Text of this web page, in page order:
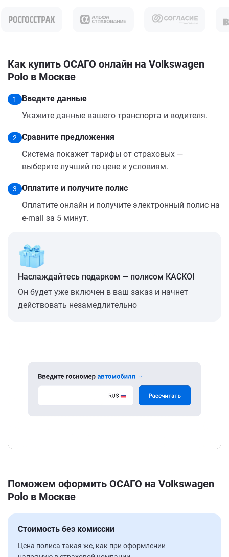
Как купить ОСАГО онлайн на Volkswagen
Polo в Москве
1
Введите данные
Укажите данные вашего транспорта и водителя.
2
Сравните предложения
Система покажет тарифы от страховых —
выберите лучший по цене и условиям.
3
Оплатите и получите полис
Оплатите онлайн и получите электронный полис на
e-mail за 5 минут.
Наслаждайтесь подарком — полисом КАСКО!
Он будет уже включен в ваш заказ и начнет
действовать незамедлительно
Поможем оформить ОСАГО на Volkswagen
Polo в Москве
Стоимость без комиссии
Цена полиса такая же, как при оформлении